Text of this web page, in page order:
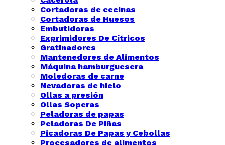
Cortadoras de cecinas
Cortadoras de Huesos
Embutidoras
Exprimidores De Cítricos
Gratinadores
Mantenedores de Alimentos
Máquina hamburguesera
Moledoras de carne
Nevadoras de hielo
Ollas a presión
Ollas Soperas
Peladoras de papas
Peladoras De Piñas
Picadoras De Papas y Cebollas
Procesadores de alimentos